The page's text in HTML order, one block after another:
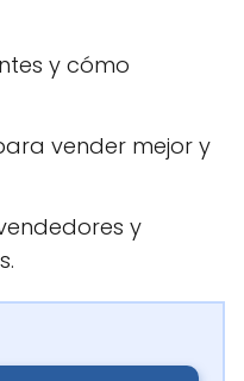
y cómo
vender mejor y
y